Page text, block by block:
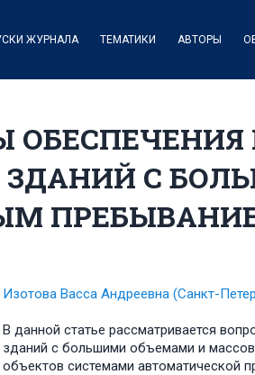
ЖУРНАЛА ТЕМАТИКИ АВТОРЫ
С
Изотова Васса Андреевна(Санкт-
В данной статье рассматривается
зданий с большими объемами и
объектов системами автоматической